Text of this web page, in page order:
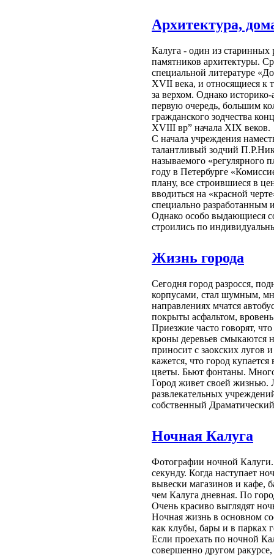
Архитектура,
Калуга - один из старинных
памятников архитектуры.
специальной литературе
XVII века, и относящиеся к
за верхом. Однако
первую очередь, большим
гражданского зодчества
XVIII вр” начала XIX веков.
С начала учреждения
талантливый зодчий
называемого «регулярного
году в Петербурге
плану, все строившиеся в
вводиться на «красной
специально
Однако особо выдающиеся
строились по
Жизнь города
Сегодня город разросся,
корпусами, стал шумным,
направлениях мчатся
покрыты асфальтом,
Приезжие часто говорят,
кроны деревьев смыкаются
приносит с заокских лугов
кажется, что город
цветы. Бьют фонтаны.
Город живет своей жизнью.
развлекательных
собственный
Ночная Калуга
Фотографии ночной Калуги.
секунду. Когда наступает
вывески магазинов и кафе,
чем Калуга дневная. По
Очень красиво выглядят
Ночная жизнь в основном
как клубы, бары и в парках
Если проехать по ночной
совершенно другом